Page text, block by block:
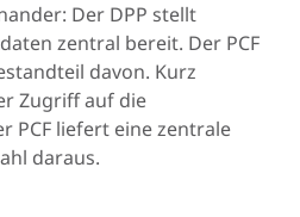
Der DPP stellt
zentral bereit. Der PCF
davon. Kurz
Zugriff auf die
PCF liefert eine zentrale
daraus.